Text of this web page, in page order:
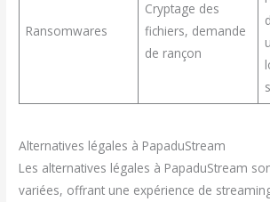
Ransomwares
Cryptage des
fichiers, demande
de rançon
Alternatives légales à PapaduStream
Les alternatives légales à PapaduStream
variées, offrant une expérience de